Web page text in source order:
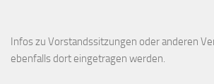
Infos zu Vorstandssitzungen oder anderen
ebenfalls dort eingetragen werden.